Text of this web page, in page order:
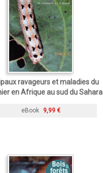
ravageurs et maladies du
en Afrique au sud du Sahara
eBook 9,99 €